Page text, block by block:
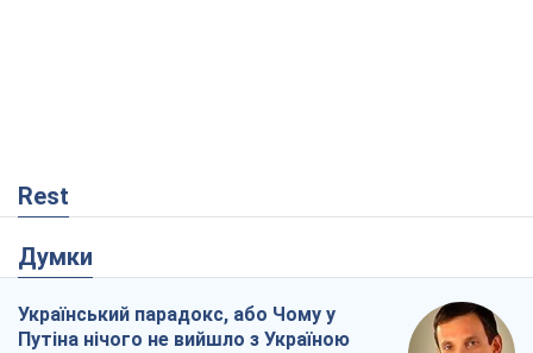
Rest
Думки
Український парадокс, або Чому у
Путіна нічого не вийшло з Україною